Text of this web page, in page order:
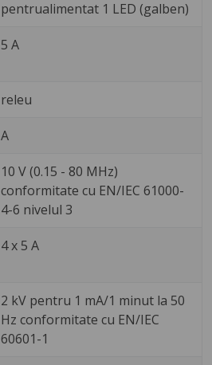
pentrualimentat 1 LED (galben)
5 A
releu
A
10 V (0.15 - 80 MHz)
conformitate cu EN/IEC 61000-
4-6 nivelul 3
4 x 5 A
2 kV pentru 1 mA/1 minut la 50
Hz conformitate cu EN/IEC
60601-1